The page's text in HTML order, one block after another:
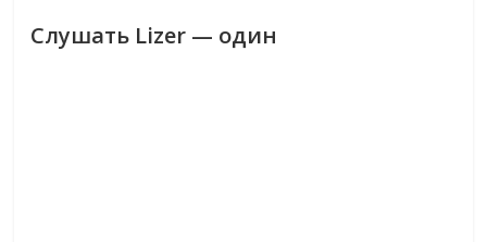
Слушать Lizer — один